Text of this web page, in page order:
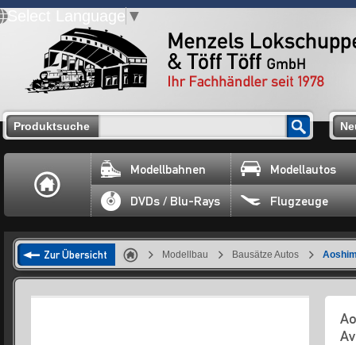
Select Language ▼
Produktsuche
Modellbahnen Modellautos
DVDs / Blu-Rays Flugzeuge
Zur Übersicht Modellbau Bausätze Autos